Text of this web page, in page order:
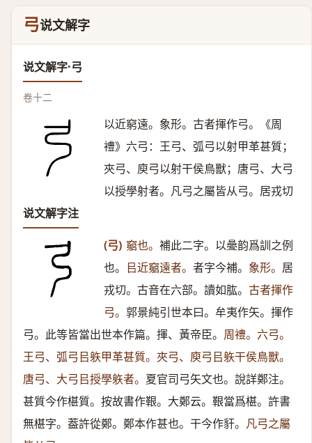
弓说文解字
说文解字·弓
卷十二
以近窮遠。象形。古者揮作弓。《周
禮》六弓：王弓、弧弓以射甲革甚質；
夾弓、庾弓以射干侯鳥獸；唐弓、大弓
以授學射者。凡弓之屬皆从弓。居戎切
说文解字注
(弓) 竆也。 補此二字。以㬪韵爲訓之例
也。 㠯近竆遠者。 者字今補。 象形。 居
戎切。古音在六部。讀如肱。 古者揮作
弓。 郭景純引世本曰。牟夷作矢。揮作
弓。此等皆當出世本作篇。揮、黃帝臣。 周禮。六弓。
王弓、弧弓㠯䠶甲革甚質。夾弓、庾弓㠯䠶干侯鳥獸。
唐弓、大弓㠯授學䠶者。 夏官司弓矢文也。說詳鄭注。
甚質今作椹質。按故書作鞎。大鄭云。鞎當爲椹。許書
無椹字。葢許從鄭。鄭本作甚也。干今作豻。 凡弓之屬